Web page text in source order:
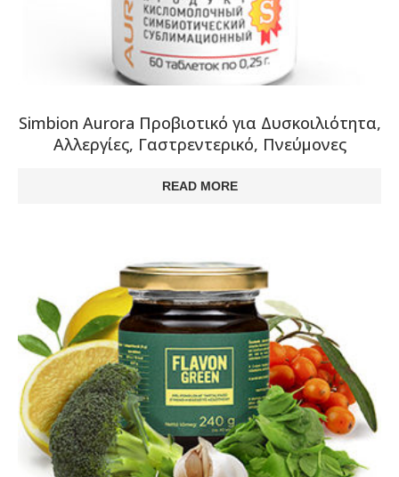
Simbion Aurora Προβιοτικό για Δυσκοιλιότητα,
Αλλεργίες, Γαστρεντερικό, Πνεύμονες
READ MORE